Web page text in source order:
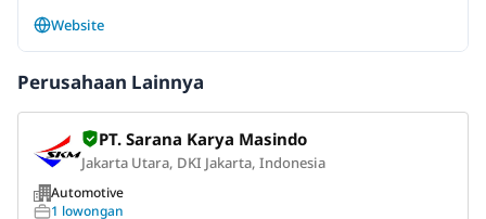
Website
Perusahaan Lainnya
PT. Sarana Karya Masindo
Jakarta Utara, DKI Jakarta, Indonesia
Automotive
1 lowongan